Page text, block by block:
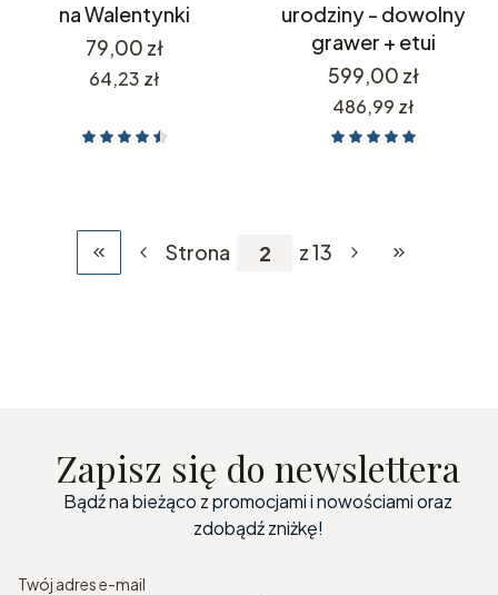
na Walentynki
Cena
79,00 zł
Cena
64,23 zł
urodziny - dowolny
grawer + etui
Cena
599,00 zł
Cena
486,99 zł
Wróć do pierwszej strony z produktami
Strona z 13 Przejdź do
Zapisz się do newslettera
Bądź na bieżąco z promocjami i nowościami oraz
zdobądź zniżkę!
Twój adres e-mail